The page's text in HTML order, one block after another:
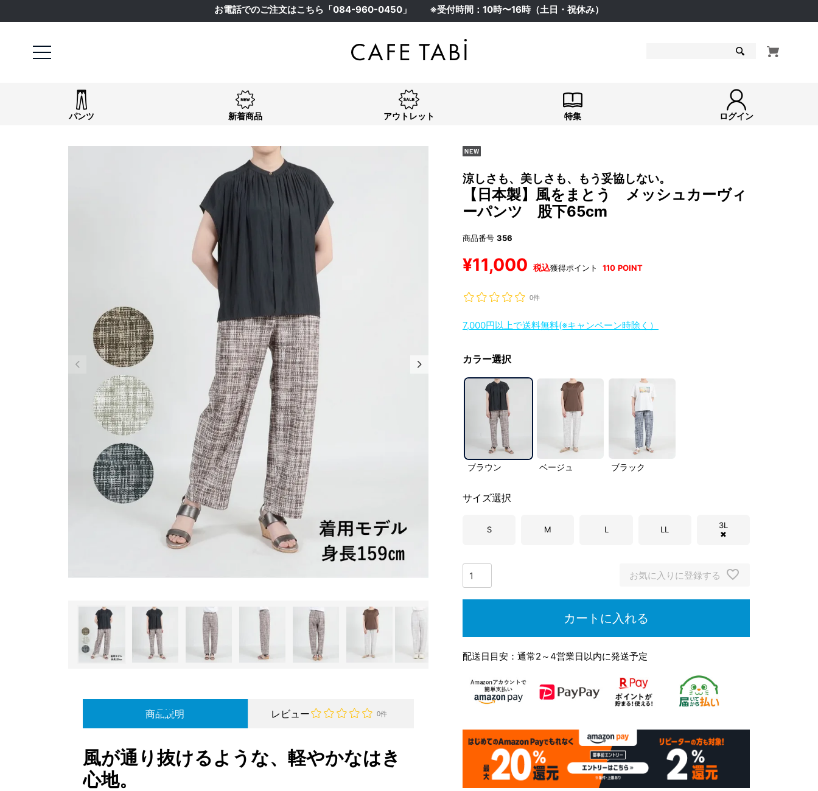
お電話でのご注文はこちら「084-960-0450 」 ※受付時間：10時〜16時（土日・祝休み）
パンツ 新着商品 アウトレット 特集 ログイン
商品説明 レビュー 0件
風が通り抜けるような、軽やかなはき
心地。
涼しさも、美しさも、もう妥協しない。
【日本製】風をまとう メッシュカーヴィ
ーパンツ 股下65cm
商品番号 356
¥11,000 税込獲得ポイント 110 POINT
0件
7,000円以上で送料無料(※キャンペーン時除く）
カラー選択
ブラウン ベージュ ブラック
サイズ選択
S M L LL
3L
✖
お気に入りに登録する
カートに入れる
配送日目安：通常2～4営業日以内に発送予定